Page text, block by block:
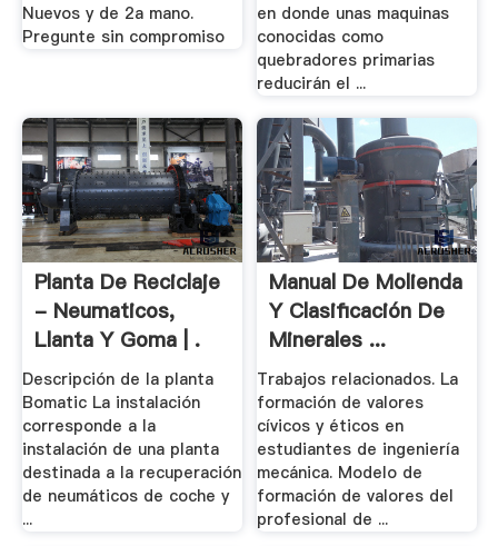
Nuevos y de 2a mano.
Pregunte sin compromiso
en donde unas maquinas
conocidas como
quebradores primarias
reducirán el ...
Planta De Reciclaje
- Neumaticos,
Llanta Y Goma | .
Descripción de la planta
Bomatic La instalación
corresponde a la
instalación de una planta
destinada a la recuperación
de neumáticos de coche y
...
Manual De Molienda
Y Clasificación De
Minerales ...
Trabajos relacionados. La
formación de valores
cívicos y éticos en
estudiantes de ingeniería
mecánica. Modelo de
formación de valores del
profesional de ...